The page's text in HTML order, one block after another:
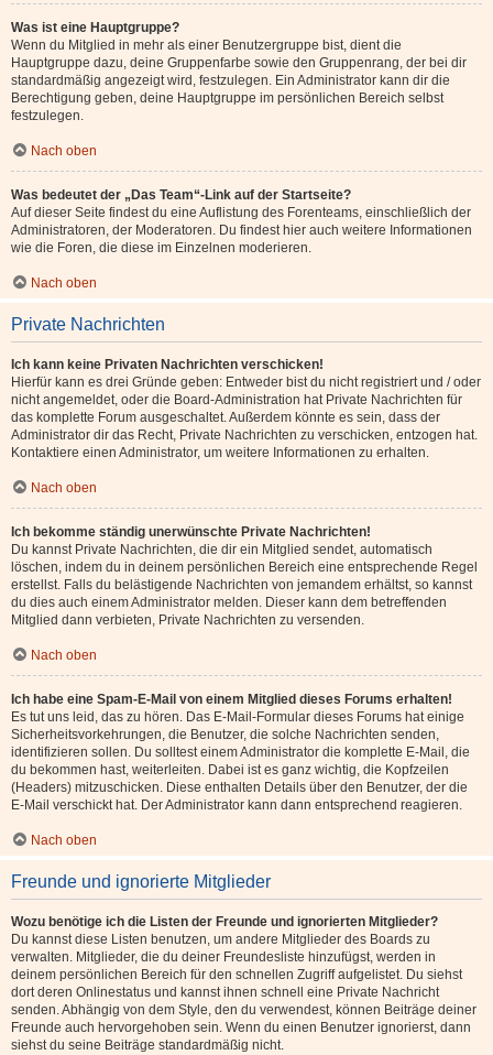
Was ist eine Hauptgruppe?
Wenn du Mitglied in mehr als einer Benutzergruppe bist, dient die
Hauptgruppe dazu, deine Gruppenfarbe sowie den Gruppenrang, der bei dir
standardmäßig angezeigt wird, festzulegen. Ein Administrator kann dir die
Berechtigung geben, deine Hauptgruppe im persönlichen Bereich selbst
festzulegen.
Nach oben
Was bedeutet der „Das Team“-Link auf der Startseite?
Auf dieser Seite findest du eine Auflistung des Forenteams, einschließlich der
Administratoren, der Moderatoren. Du findest hier auch weitere Informationen
wie die Foren, die diese im Einzelnen moderieren.
Nach oben
Private Nachrichten
Ich kann keine Privaten Nachrichten verschicken!
Hierfür kann es drei Gründe geben: Entweder bist du nicht registriert und / oder
nicht angemeldet, oder die Board-Administration hat Private Nachrichten für
das komplette Forum ausgeschaltet. Außerdem könnte es sein, dass der
Administrator dir das Recht, Private Nachrichten zu verschicken, entzogen hat.
Kontaktiere einen Administrator, um weitere Informationen zu erhalten.
Nach oben
Ich bekomme ständig unerwünschte Private Nachrichten!
Du kannst Private Nachrichten, die dir ein Mitglied sendet, automatisch
löschen, indem du in deinem persönlichen Bereich eine entsprechende Regel
erstellst. Falls du belästigende Nachrichten von jemandem erhältst, so kannst
du dies auch einem Administrator melden. Dieser kann dem betreffenden
Mitglied dann verbieten, Private Nachrichten zu versenden.
Nach oben
Ich habe eine Spam-E-Mail von einem Mitglied dieses Forums erhalten!
Es tut uns leid, das zu hören. Das E-Mail-Formular dieses Forums hat einige
Sicherheitsvorkehrungen, die Benutzer, die solche Nachrichten senden,
identifizieren sollen. Du solltest einem Administrator die komplette E-Mail, die
du bekommen hast, weiterleiten. Dabei ist es ganz wichtig, die Kopfzeilen
(Headers) mitzuschicken. Diese enthalten Details über den Benutzer, der die
E-Mail verschickt hat. Der Administrator kann dann entsprechend reagieren.
Nach oben
Freunde und ignorierte Mitglieder
Wozu benötige ich die Listen der Freunde und ignorierten Mitglieder?
Du kannst diese Listen benutzen, um andere Mitglieder des Boards zu
verwalten. Mitglieder, die du deiner Freundesliste hinzufügst, werden in
deinem persönlichen Bereich für den schnellen Zugriff aufgelistet. Du siehst
dort deren Onlinestatus und kannst ihnen schnell eine Private Nachricht
senden. Abhängig von dem Style, den du verwendest, können Beiträge deiner
Freunde auch hervorgehoben sein. Wenn du einen Benutzer ignorierst, dann
siehst du seine Beiträge standardmäßig nicht.